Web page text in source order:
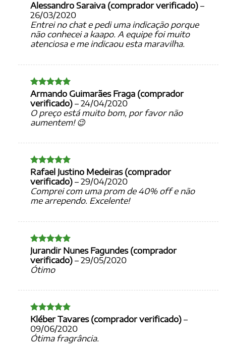
Avaliação5
de 5
Alessandro Saraiva (comprador verificado) –
26/03/2020
Entrei no chat e pedi uma indicação porque
não conhecei a kaapo. A equipe foi muito
atenciosa e me indicaou esta maravilha.
Avaliação5
de 5
Armando Guimarães Fraga (comprador
verificado) – 24/04/2020
O preço está muito bom, por favor não
aumentem! 😉
Avaliação5
de 5
Rafael Justino Medeiras (comprador
verificado) – 29/04/2020
Comprei com uma prom de 40% off e não
me arrependo. Excelente!
Avaliação5
de 5
Jurandir Nunes Fagundes (comprador
verificado) – 29/05/2020
Ótimo
Avaliação5
de 5
Kléber Tavares (comprador verificado) –
09/06/2020
Ótima fragrância.